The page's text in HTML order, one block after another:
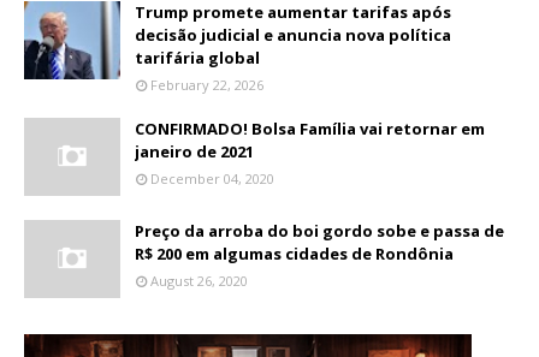
Trump promete aumentar tarifas após
decisão judicial e anuncia nova política
tarifária global
February 22, 2026
CONFIRMADO! Bolsa Família vai retornar em
janeiro de 2021
December 04, 2020
Preço da arroba do boi gordo sobe e passa de
R$ 200 em algumas cidades de Rondônia
August 26, 2020